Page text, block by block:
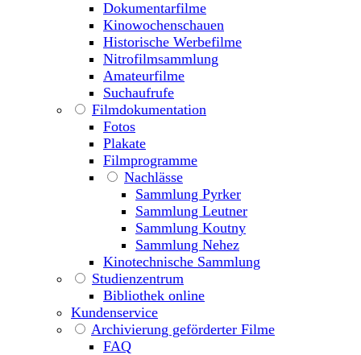
Dokumentarfilme
Kinowochenschauen
Historische Werbefilme
Nitrofilmsammlung
Amateurfilme
Suchaufrufe
Filmdokumentation
Fotos
Plakate
Filmprogramme
Nachlässe
Sammlung Pyrker
Sammlung Leutner
Sammlung Koutny
Sammlung Nehez
Kinotechnische Sammlung
Studienzentrum
Bibliothek online
Kundenservice
Archivierung geförderter Filme
FAQ